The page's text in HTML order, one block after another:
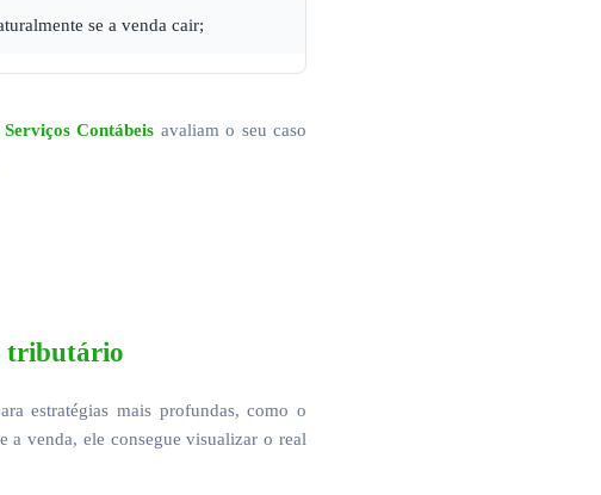
se a venda cair;
Contábeis avaliam o seu caso
tributário
estratégias mais profundas, como o
a venda, ele consegue visualizar o real